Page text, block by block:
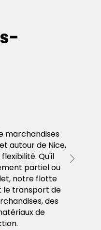
marchandises
autour de Nice,
Qu'il
partiel ou
notre flotte
le transport de
des
de